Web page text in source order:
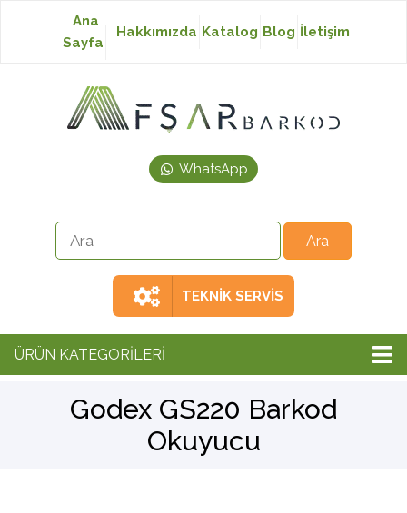
Baskısız Etiket
Japon Akmaz Yıkama
Ribon
Barkod Yazıcı
Ana
Sayfa
Hakkımızda Katalog Blog İletişim
WhatsApp
TEKNİK SERVİS
ÜRÜN KATEGORİLERİ
Godex GS220 Barkod
Okuyucu